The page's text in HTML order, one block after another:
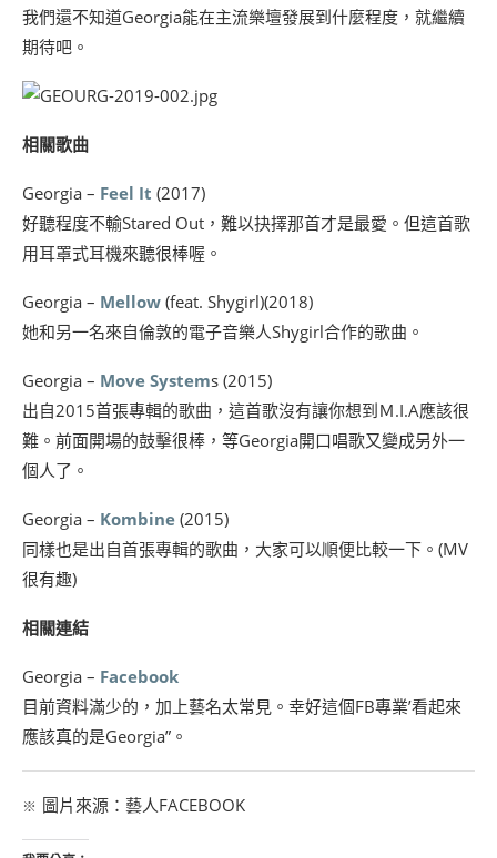
我們還不知道Georgia能在主流樂壇發展到什麼程度，就繼續
期待吧。
相關歌曲
Georgia – Feel It (2017)
好聽程度不輸Stared Out，難以抉擇那首才是最愛。但這首歌
用耳罩式耳機來聽很棒喔。
Georgia – Mellow (feat. Shygirl)(2018)
她和另一名來自倫敦的電子音樂人Shygirl合作的歌曲。
Georgia – Move Systems (2015)
出自2015首張專輯的歌曲，這首歌沒有讓你想到Ｍ.I.A應該很
難。前面開場的鼓擊很棒，等Georgia開口唱歌又變成另外一
個人了。
Georgia – Kombine (2015)
同樣也是出自首張專輯的歌曲，大家可以順便比較一下。(MV
很有趣)
相關連結
Georgia – Facebook
目前資料滿少的，加上藝名太常見。幸好這個FB專業’看起來
應該真的是Georgia”。
※ 圖片來源：藝人FACEBOOK